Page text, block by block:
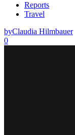
Reports
Travel
byClaudia Hilmbauer
0